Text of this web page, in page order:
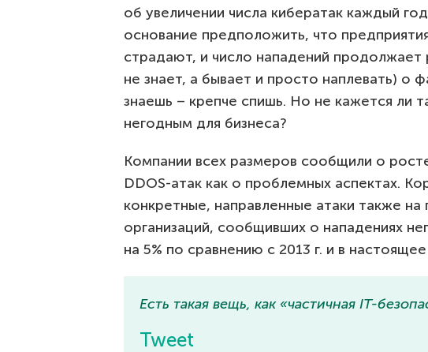
об увеличении числа кибератак каждый
основание предположить, что
страдают, и число нападений продолжает
не знает, а бывает и просто наплевать) о
знаешь – крепче спишь. Но не кажется ли
негодным для бизнеса?
Компании всех размеров сообщили о
DDOS-атак как о проблемных аспектах.
конкретные, направленные атаки также
организаций, сообщивших о нападениях
на 5% по сравнению с 2013 г. и в
Есть такая вещь, как «частичная IT-
Tweet